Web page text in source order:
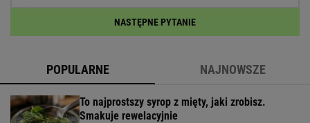
NASTĘPNE PYTANIE
POPULARNE NAJNOWSZE
To najprostszy syrop z mięty, jaki zrobisz.
Smakuje rewelacyjnie